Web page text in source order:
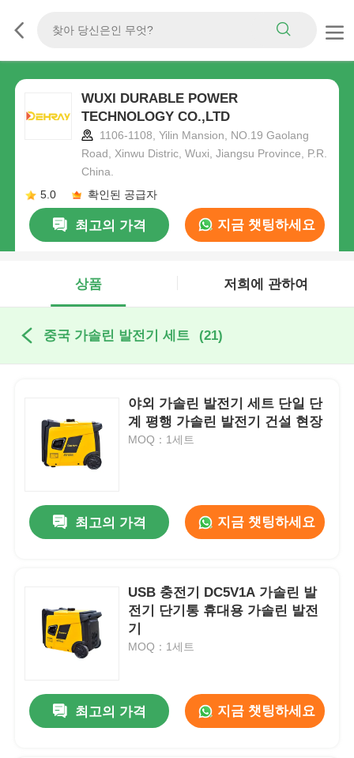
WUXI DURABLE POWER
TECHNOLOGY CO.,LTD
1106-1108, Yilin Mansion, NO.19 Gaolang
Road, Xinwu Distric, Wuxi, Jiangsu Province, P.R.
China.
5.0
확인된 공급자
최고의 가격 지금 챗팅하세요
상품 저희에 관하여
중국 가솔린 발전기 세트 (21)
야외 가솔린 발전기 세트 단일 단
계 평행 가솔린 발전기 건설 현장
MOQ：1세트
최고의 가격 지금 챗팅하세요
USB 충전기 DC5V1A 가솔린 발
전기 단기통 휴대용 가솔린 발전
기
MOQ：1세트
최고의 가격 지금 챗팅하세요